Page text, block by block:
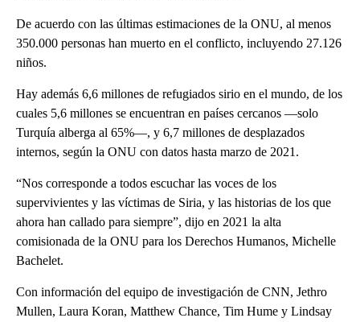
De acuerdo con las últimas estimaciones de la ONU, al menos
350.000 personas han muerto en el conflicto, incluyendo 27.126
niños.
Hay además 6,6 millones de refugiados sirio en el mundo, de los
cuales 5,6 millones se encuentran en países cercanos —solo
Turquía alberga al 65%—, y 6,7 millones de desplazados
internos, según la ONU con datos hasta marzo de 2021.
“Nos corresponde a todos escuchar las voces de los
supervivientes y las víctimas de Siria, y las historias de los que
ahora han callado para siempre”, dijo en 2021 la alta
comisionada de la ONU para los Derechos Humanos, Michelle
Bachelet.
Con información del equipo de investigación de CNN, Jethro
Mullen, Laura Koran, Matthew Chance, Tim Hume y Lindsay